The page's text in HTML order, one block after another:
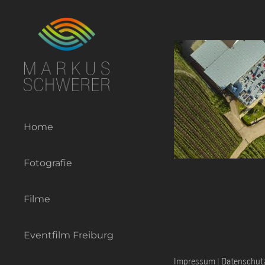
Home
Fotografie
Filme
Eventfilm Freiburg
Impressum |